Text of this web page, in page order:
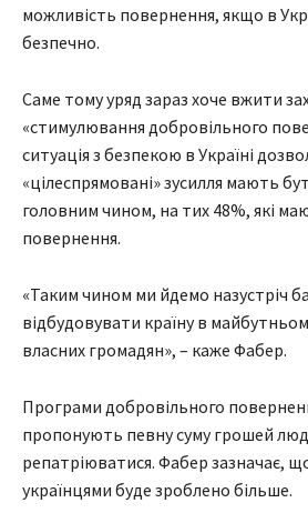
можливість повернення, якщо в
безпечно.
Саме тому уряд зараз хоче вжити
«стимулювання добровільного
ситуація з безпекою в Україні
«цілеспрямовані» зусилля мають
головним чином, на тих 48%, які
повернення.
«Таким чином ми йдемо назустріч
відбудовувати країну в
власних громадян», – каже Фабер.
Програми добровільного
пропонують певну суму грошей
репатріюватися. Фабер зазначає,
українцями буде зроблено більше.